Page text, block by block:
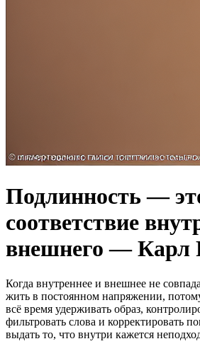
Подлинность —
соответствие
внешнего — Карл
Когда внутреннее и внешнее не
жить в постоянном напряжении,
всё время удерживать образ,
фильтровать слова и корректировать
выдать то, что внутри кажется